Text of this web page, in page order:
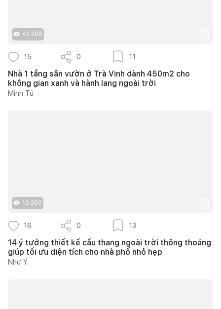
43.298
15 0 11
Nhà 1 tầng sân vườn ở Trà Vinh dành 450m2 cho
không gian xanh và hành lang ngoài trời
Minh Tú
10.260
16 0 13
14 ý tưởng thiết kế cầu thang ngoài trời thông thoáng
giúp tối ưu diện tích cho nhà phố nhỏ hẹp
Như Ý